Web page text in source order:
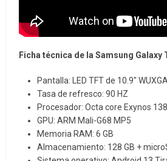
Ficha técnica de la Samsung Galaxy
Pantalla: LED TFT de 10.9″
Tasa de refresco: 90 HZ
Procesador: Octa core Exynos
GPU: ARM Mali-G68 MP5
Memoria RAM: 6 GB
Almacenamiento: 128 GB +